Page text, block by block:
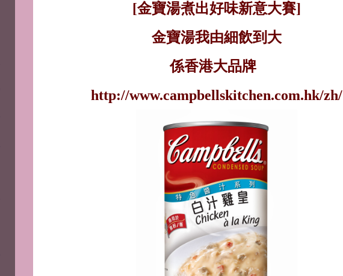
[金寶湯煮出好味新意大賽]
金寶湯我由細飲到大
係香港大品牌
http://www.campbellskitchen.com.hk/zh/